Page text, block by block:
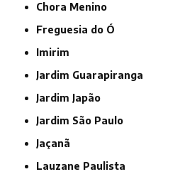
Chora Menino
Freguesia do Ó
Imirim
Jardim Guarapiranga
Jardim Japão
Jardim São Paulo
Jaçanã
Lauzane Paulista